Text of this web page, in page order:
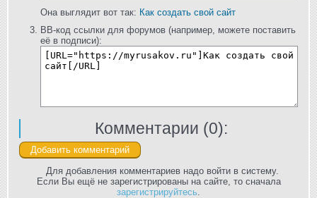
Она выглядит вот так: Как создать свой сайт
BB-код ссылки для форумов (например, можете поставить
её в подписи):
Комментарии (0):
Для добавления комментариев надо войти в систему.
Если Вы ещё не зарегистрированы на сайте, то сначала
зарегистрируйтесь